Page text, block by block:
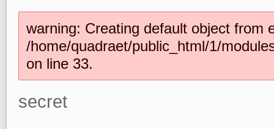
warning: Creating default object from
/home/quadraet/public_html/1/
on line 33.
secret